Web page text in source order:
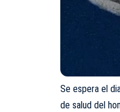
Se espera el
de salud del